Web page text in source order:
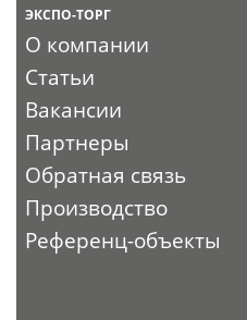
ЭКСПО-ТОРГ
О компании
Статьи
Вакансии
Партнеры
Обратная связь
Производство
Референц-объекты